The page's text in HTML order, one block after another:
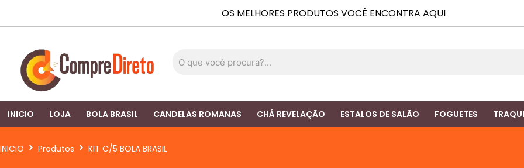
conteúdo
OS MELHORES PRODUTOS VOCÊ ENCONTRA AQUI
INICIO LOJA BOLA BRASIL CANDELAS ROMANAS CHÁ REVELAÇÃO ESTALOS DE SALÃO FOGUETES
INICIO Produtos KIT C/5 BOLA BRASIL